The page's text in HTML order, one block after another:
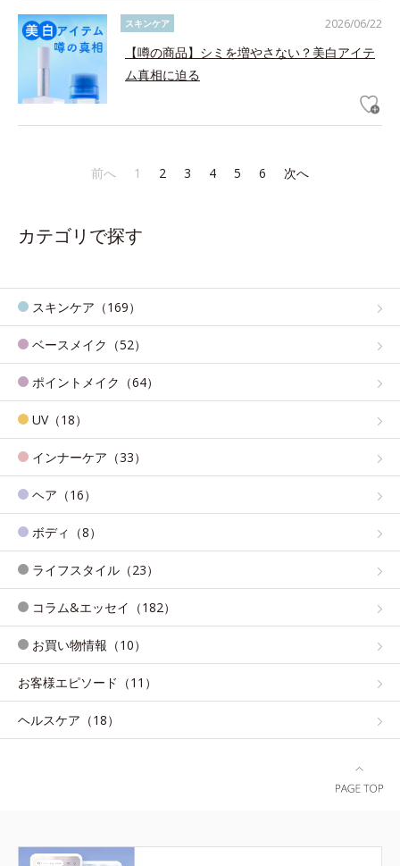
2026/06/22
スキンケア
【噂の商品】シミを増やさない？美白アイテ
ム真相に迫る
前へ 1 2 3 4 5 6 次へ
カテゴリで探す
スキンケア（169）
ベースメイク（52）
ポイントメイク（64）
UV（18）
インナーケア（33）
ヘア（16）
ボディ（8）
ライフスタイル（23）
コラム&エッセイ（182）
お買い物情報（10）
お客様エピソード（11）
ヘルスケア（18）